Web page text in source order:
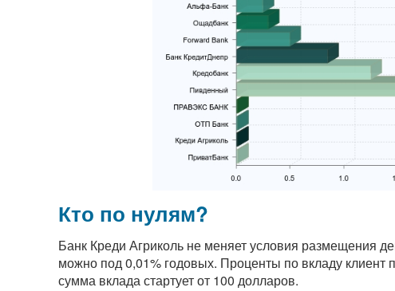
Кто по нулям?
Банк Креди Агриколь не меняет условия размещения
можно под 0,01% годовых. Проценты по вкладу клиент
сумма вклада стартует от 100 долларов.